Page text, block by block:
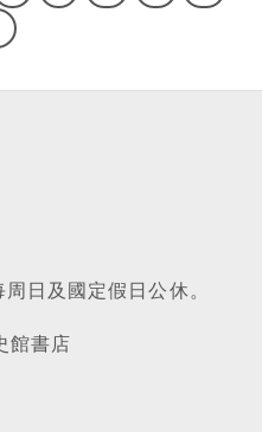
日及國定假日公休。
館書店